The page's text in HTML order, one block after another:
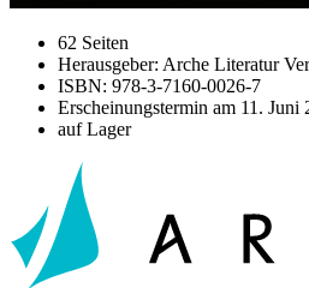
62 Seiten
Herausgeber: Arche Literatur
ISBN: 978-3-7160-0026-7
Erscheinungstermin am 11. Juni
auf Lager